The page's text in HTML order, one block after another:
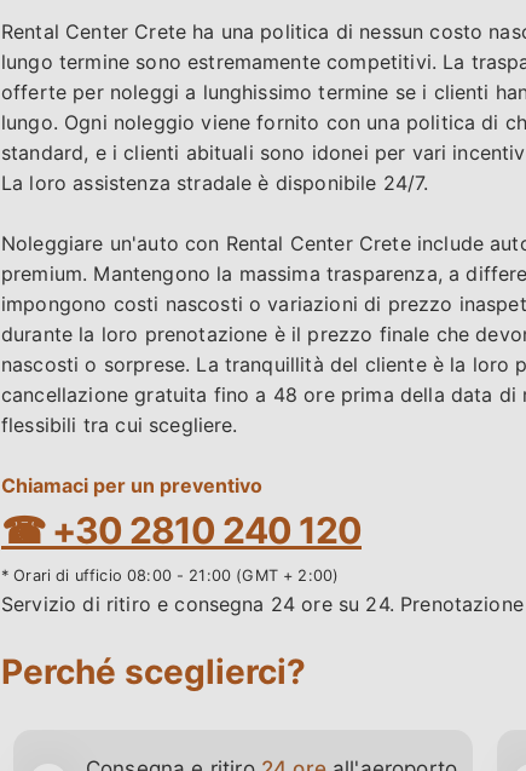
Rental Center Crete ha una politica di nessun costo
lungo termine sono estremamente competitivi. La
offerte per noleggi a lunghissimo termine se i clienti
lungo. Ogni noleggio viene fornito con una politica di
standard, e i clienti abituali sono idonei per vari
La loro assistenza stradale è disponibile 24/7.
Noleggiare un'auto con Rental Center Crete include
premium. Mantengono la massima trasparenza, a
impongono costi nascosti o variazioni di prezzo
durante la loro prenotazione è il prezzo finale che
nascosti o sorprese. La tranquillità del cliente è la loro
cancellazione gratuita fino a 48 ore prima della data
flessibili tra cui scegliere.
Chiamaci per un preventivo
☎ +30 2810 240 120
* Orari di ufficio 08:00 - 21:00 (GMT + 2:00)
Servizio di ritiro e consegna 24 ore su 24.
Perché sceglierci?